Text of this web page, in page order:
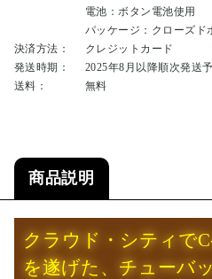
電池：ボタン電池使用
パッケージ：クローズド
決済方法：
クレジットカード
発送時期：
2025年8月以降順次発送
送料：
無料
商品説明
クラウド・シティで
を遂げた、チューバ